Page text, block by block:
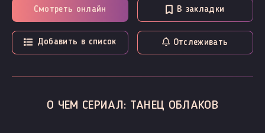
Смотреть онлайн В закладки
Добавить в список Отслеживать
О ЧЕМ СЕРИАЛ: ТАНЕЦ ОБЛАКОВ